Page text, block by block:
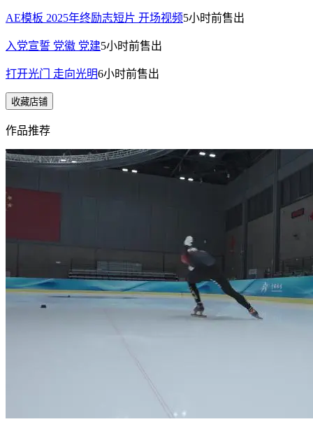
AE模板 2025年终励志短片 开场视频5小时前售出
入党宣誓 党徽 党建5小时前售出
打开光门 走向光明6小时前售出
收藏店铺
作品推荐